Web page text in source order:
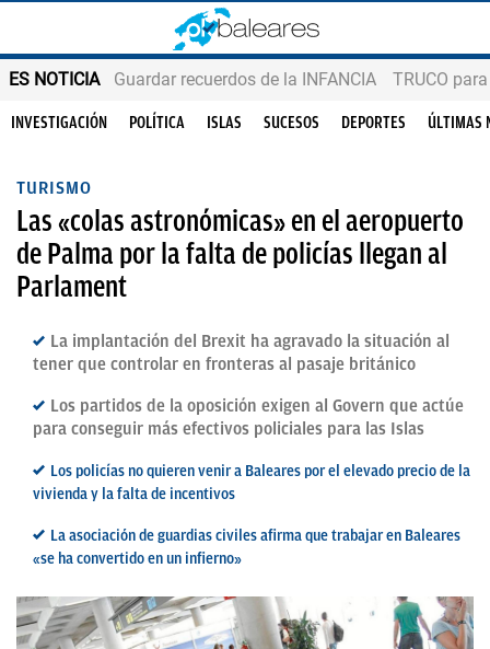
ES NOTICIA Guardar recuerdos de la INFANCIA TRUCO
INVESTIGACIÓN POLÍTICA ISLAS SUCESOS DEPORTES ÚLTIMAS
TURISMO
Las «colas astronómicas» en el aeropuerto
de Palma por la falta de policías llegan al
Parlament
La implantación del Brexit ha agravado la situación al
tener que controlar en fronteras al pasaje británico
Los partidos de la oposición exigen al Govern que actúe
para conseguir más efectivos policiales para las Islas
Los policías no quieren venir a Baleares por el elevado precio de la
vivienda y la falta de incentivos
La asociación de guardias civiles afirma que trabajar en Baleares
«se ha convertido en un infierno»